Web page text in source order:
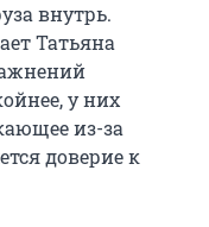
внутрь.
Татьяна
у них
из-за
доверие к